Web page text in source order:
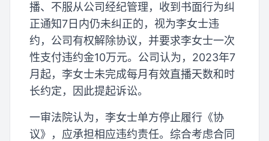
播、不服从公司经纪管理，收到书面行为纠
正通知7日内仍未纠正的，视为李女士违
约，公司有权解除协议，并要求李女士一次
性支付违约金10万元。公司认为，2023年7
月起，李女士未完成每月有效直播天数和时
长约定，因此提起诉讼。
一审法院认为，李女士单方停止履行《协
议》，应承担相应违约责任。综合考虑合同